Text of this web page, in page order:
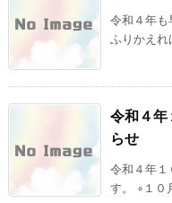
令和４年も
ふりかえれ
令和４年
らせ
令和４年１
す。 ◦１０